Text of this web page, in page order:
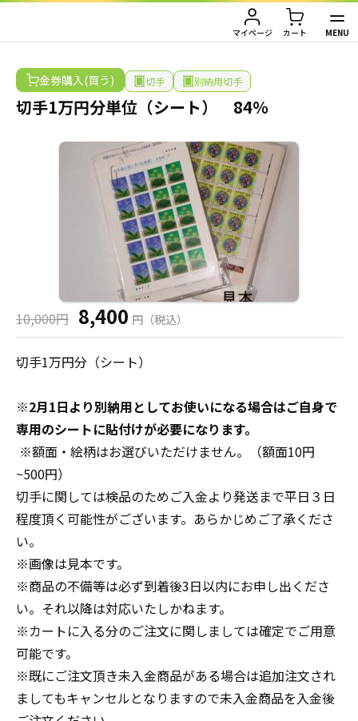
マイページ カート MENU
金券買取（金券を売りたい方）
金券買取TOP
金券買取価格一覧
JAL・ANA航空券（株主優待券）
ハガキ・レターパック・印紙
商品券・ギフト券
ビール券・清酒券
レジャーチケット
通信・テレカ
交通プリペイドカード
生活関連
図書カード・QUO（クオ）カード
金券購入（金券を買いたい方）
JAL・ANA航空券
株主優待券
ハガキ・レターパック・印紙
商品券・ギフト券
ビール券
レジャーチケット
通信・テレカ
交通プリペイドカード
生活関連・お食事券
図書カード・QUO（クオ）カード
旅行券
店舗情報
採用情報
コラム
お知らせ
切手1万円分単位（シート） 84％
金券購入(買う) 切手 別納用切手
切手1万円分単位（シート） 84％
10,000円 8,400 円（税込）
切手1万円分（シート）
※2月1日より別納用としてお使いになる場合はご自身で
専用のシートに貼付けが必要になります。
※額面・絵柄はお選びいただけません。（額面10円
~500円）
切手に関しては検品のためご入金より発送まで平日３日
程度頂く可能性がございます。あらかじめご了承くださ
い。
※画像は見本です。
※商品の不備等は必ず到着後3日以内にお申し出くださ
い。それ以降は対応いたしかねます。
※カートに入る分のご注文に関しましては確定でご用意
可能です。
※既にご注文頂き未入金商品がある場合は追加注文され
ましてもキャンセルとなりますので未入金商品を入金後